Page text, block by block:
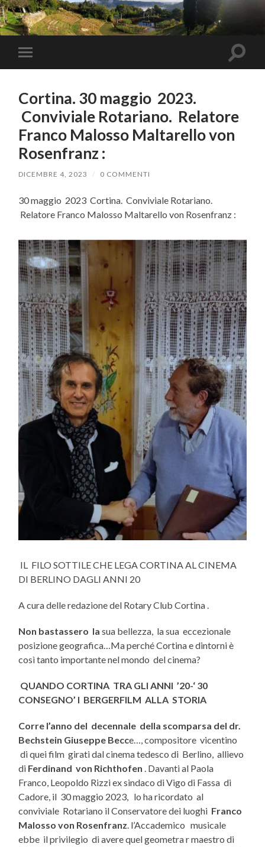
Toggle
mobile
Toggle
Cortina. 30 maggio 2023.
Conviviale Rotariano. Relatore
Franco Malosso Maltarello von
Rosenfranz :
DICEMBRE 4, 2023 / 0 COMMENTI
30 maggio 2023 Cortina. Conviviale Rotariano.
Relatore Franco Malosso Maltarello von Rosenfranz :
IL FILO SOTTILE CHE LEGA CORTINA AL CINEMA
DI BERLINO DAGLI ANNI 20
A cura delle redazione del Rotary Club Cortina .
Non bastassero la sua bellezza, la sua eccezionale
posizione geografica…Ma perché Cortina e dintorni è
così tanto importante nel mondo del cinema?
QUANDO CORTINA TRA GLI ANNI ’20-‘ 30
CONSEGNO’ I BERGERFILM ALLA STORIA
Corre l’anno del decennale della scomparsa del dr.
Bechstein Giuseppe Becce…, compositore vicentino
di quei film girati dal cinema tedesco di Berlino, allievo
di Ferdinand von Richthofen . Davanti al Paola
Franco, Leopoldo Rizzi ex sindaco di Vigo di Fassa di
Cadore, il 30 maggio 2023, lo ha ricordato al
conviviale Rotariano il Conservatore dei luoghi Franco
Malosso von Rosenfranz. l’Accademico musicale
ebbe il privilegio di avere quel geometra r maestro di